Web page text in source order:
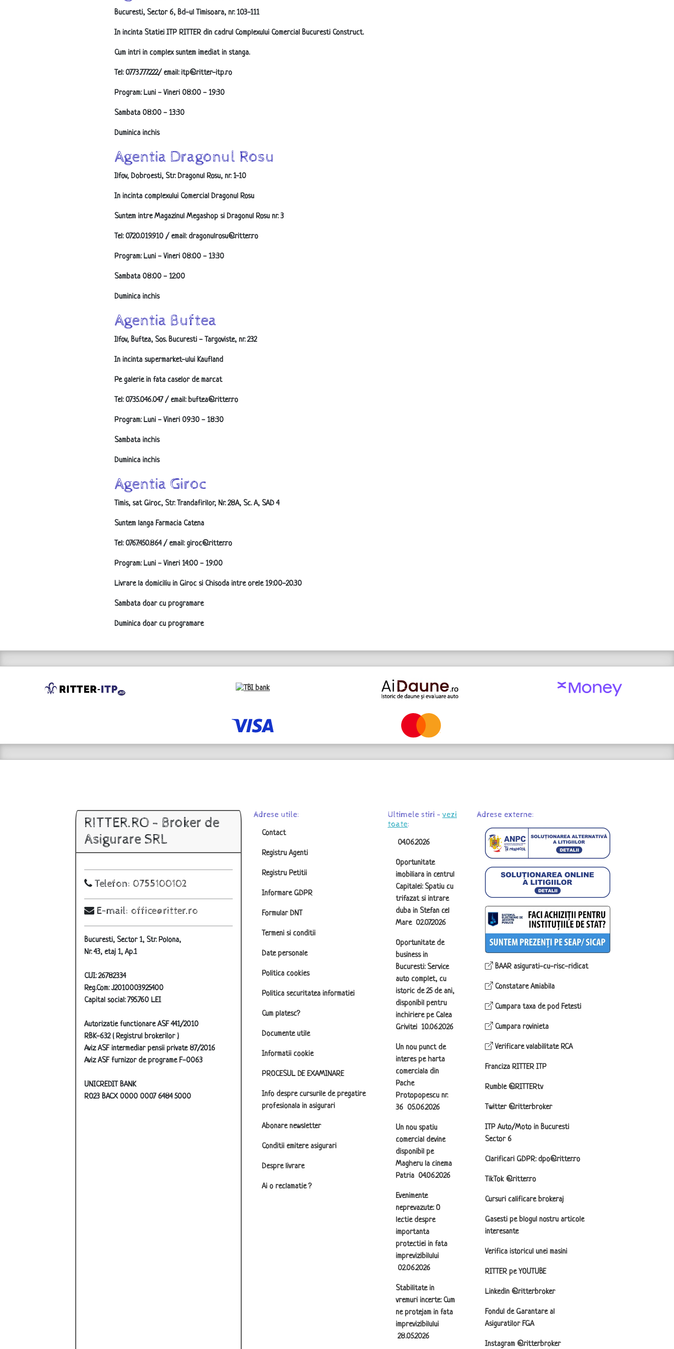
Bucuresti, Sector 6, Bd-ul Timisoara, nr. 103-111
In incinta Statiei ITP RITTER din cadrul Complexului Comercial Bucuresti Construct.
Cum intri in complex suntem imediat in stanga.
Tel: 0773.777.222/ email: itp@ritter-itp.ro
Program: Luni - Vineri 08:00 - 19:30
Sambata 08:00 - 13:30
Duminica inchis
Agentia Dragonul Rosu
Ilfov, Dobroesti, Str. Dragonul Rosu, nr. 1-10
In incinta complexului Comercial Dragonul Rosu
Suntem intre Magazinul Megashop si Dragonul Rosu nr. 3
Tel: 0720.019.910 / email: dragonulrosu@ritter.ro
Program: Luni - Vineri 08:00 - 13:30
Sambata 08:00 - 12:00
Duminica inchis
Agentia Buftea
Ilfov, Buftea, Sos. Bucuresti - Targoviste, nr. 232
In incinta supermarket-ului Kaufland
Pe galerie in fata caselor de marcat
Tel: 0735.046.047 / email: buftea@ritter.ro
Program: Luni - Vineri 09:30 - 18:30
Sambata inchis
Duminica inchis
Agentia Giroc
Timis, sat Giroc, Str. Trandafirilor, Nr. 28A, Sc. A, SAD 4
Suntem langa Farmacia Catena
Tel: 0767.450.864 / email: giroc@ritter.ro
Program: Luni - Vineri 14:00 - 19:00
Livrare la domiciliu in Giroc si Chisoda intre orele 19:00-20.30
Sambata doar cu programare
Duminica doar cu programare
RITTER.RO - Broker de
Asigurare SRL
Telefon: 0755100102
E-mail: office@ritter.ro
Bucuresti, Sector 1, Str. Polona,
Nr. 43, etaj 1, Ap.1
CUI: 26782334
Reg.Com: J2010003925400
Capital social: 795.760 LEI
Autorizatie functionare ASF 441/2010
RBK-632 ( Registrul brokerilor )
Aviz ASF intermediar pensii private 87/2016
Aviz ASF furnizor de programe F-0063
UNICREDIT BANK
RO23 BACX 0000 0007 6484 5000
Adrese utile:
Contact
Registru Agenti
Registru Petitii
Informare GDPR
Formular DNT
Termeni si conditii
Date personale
Politica cookies
Politica securitatea informatiei
Cum platesc?
Documente utile
Informatii cookie
PROCESUL DE EXAMINARE
Info despre cursurile de pregatire
profesionala in asigurari
Abonare newsletter
Conditii emitere asigurari
Despre livrare
Ai o reclamatie ?
Ultimele stiri - vezi
toate:
04.06.2026
Oportunitate
imobiliara in centrul
Capitalei: Spatiu cu
trifazat si intrare
duba in Stefan cel
Mare 02.07.2026
Oportunitate de
business in
Bucuresti: Service
auto complet, cu
istoric de 25 de ani,
disponibil pentru
inchiriere pe Calea
Grivitei 10.06.2026
Un nou punct de
interes pe harta
comerciala din
Pache
Protopopescu nr.
36 05.06.2026
Un nou spatiu
comercial devine
disponibil pe
Magheru la cinema
Patria 04.06.2026
Evenimente
neprevazute: O
lectie despre
importanta
protectiei in fata
imprevizibilului
02.06.2026
Stabilitate in
vremuri incerte: Cum
ne protejam in fata
imprevizibilului
28.05.2026
Adrese externe:
BAAR asigurati-cu-risc-ridicat
Constatare Amiabila
Cumpara taxa de pod Fetesti
Cumpara rovinieta
Verificare valabilitate RCA
Franciza RITTER ITP
Rumble @RITTERtv
Twitter @ritterbroker
ITP Auto/Moto in Bucuresti
Sector 6
Clarificari GDPR: dpo@ritter.ro
TikTok @ritter.ro
Cursuri calificare brokeraj
Gasesti pe blogul nostru articole
interesante
Verifica istoricul unei masini
RITTER pe YOUTUBE
Linkedin @ritterbroker
Fondul de Garantare al
Asiguratilor FGA
Instagram @ritterbroker